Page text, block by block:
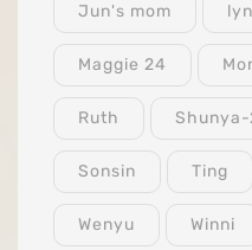
Jun's mom
Maggie 24
Ruth Shunya-
Sonsin Ting
Wenyu Winni